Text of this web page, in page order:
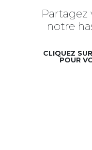
Partagez
notre
CLIQUEZ
POUR